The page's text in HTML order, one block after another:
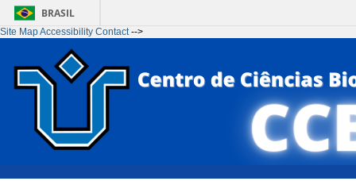
BRASIL
Ir para o conteúdo
Site MapAccessibility Contact-->